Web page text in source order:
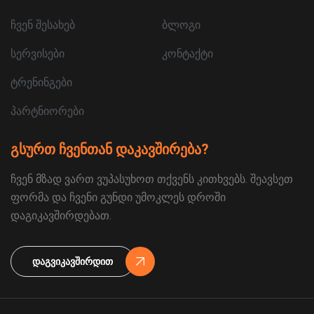
ჩვენ შესახებ
სერვისები
ტრენინგები
პარტნიორები
ბლოგი
კონტაქტი
გსურთ ჩვენთან დაკავშირება?
ჩვენ მზად ვართ ვუპასუხოთ თქვენს კითხვებს. შეავსეთ
ფორმა და ჩვენი გუნდი უმოკლეს დროში
დაგიკავშირდებათ.
Დაგვიკავშირდით